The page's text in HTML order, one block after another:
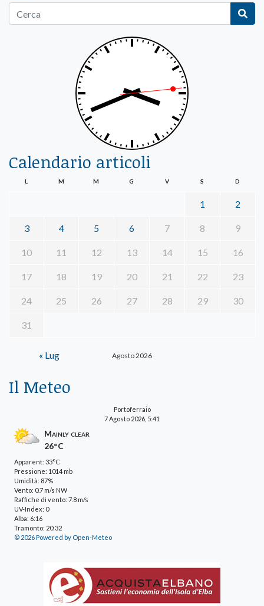
Calendario articoli
Agosto 2026
L M M G V S D
1 2
3 4 5 6 7 8 9
10 11 12 13 14 15 16
17 18 19 20 21 22 23
24 25 26 27 28 29 30
31
« Lug
Il Meteo
Portoferraio
7 Agosto 2026, 5:41
Mainly clear
26°C
Apparent: 33°C
Pressione: 1014 mb
Umidità: 87%
Vento: 0.7 m/s NW
Raffiche di vento: 7.8 m/s
UV-Index: 0
Alba: 6:16
Tramonto: 20:32
© 2026 Powered by Open-Meteo